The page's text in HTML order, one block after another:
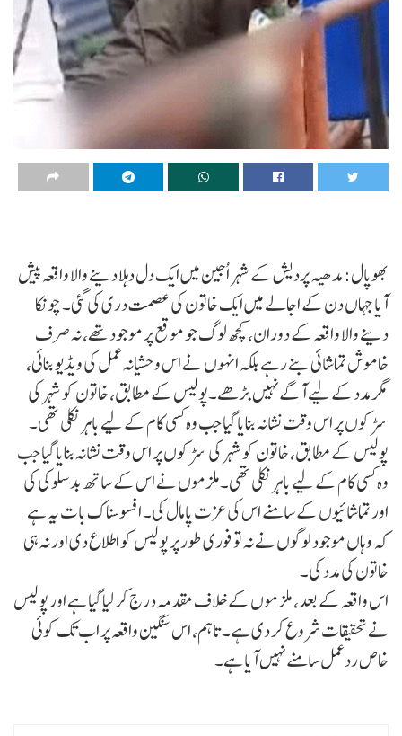
بھوپال: مدھیہ پردیش کے شہر اُجین میں ایک دل دہلا دینے والا واقعہ پیش
آیا جہاں دن کے اجالے میں ایک خاتون کی عصمت دری کی گئی۔ چونکا
دینے والا واقعہ کے دوران، کچھ لوگ جو موقع پر موجود تھے، نہ صرف
خاموش تماشائی بنے رہے بلکہ انہوں نے اس وحشیانہ عمل کی ویڈیو بنائی،
مگر مدد کے لیے آگے نہیں بڑھے۔پولیس کے مطابق، خاتون کو شہر کی
سڑکوں پر اس وقت نشانہ بنایا گیا جب وہ کسی کام کے لیے باہر نکلی تھی۔
پولیس کے مطابق، خاتون کو شہر کی سڑکوں پر اس وقت نشانہ بنایا گیا جب
وہ کسی کام کے لیے باہر نکلی تھی۔ملزموں نے اس کے ساتھ بدسلوکی کی
اور تماشائیوں کے سامنے اس کی عزت پامال کی۔ افسوسناک بات یہ ہے
کہ وہاں موجود لوگوں نے نہ تو فوری طور پر پولیس کو اطلاع دی اور نہ ہی
خاتون کی مدد کی۔
اس واقعہ کے بعد، ملزموں کے خلاف مقدمہ درج کر لیا گیا ہے اور پولیس
نے تحقیقات شروع کر دی ہے۔ تاہم، اس سنگین واقعہ پر اب تک کوئی
خاص ردعمل سامنے نہیں آیا ہے۔